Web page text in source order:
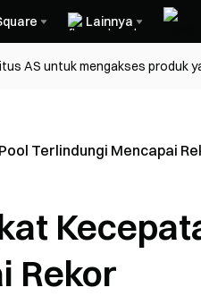
Lainnya
AS untuk mengakses produk
Terlindungi Mencapai
Rekor